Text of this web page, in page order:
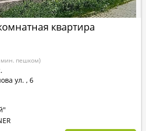
квартира
мин. пешком)
ул. , 6